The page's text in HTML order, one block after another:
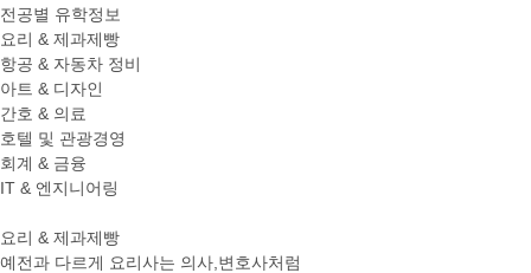
전공별 유학정보
요리 & 제과제빵
항공 & 자동차 정비
아트 & 디자인
간호 & 의료
호텔 및 관광경영
회계 & 금융
IT & 엔지니어링
요리 & 제과제빵
예전과 다르게 요리사는 의사,변호사처럼